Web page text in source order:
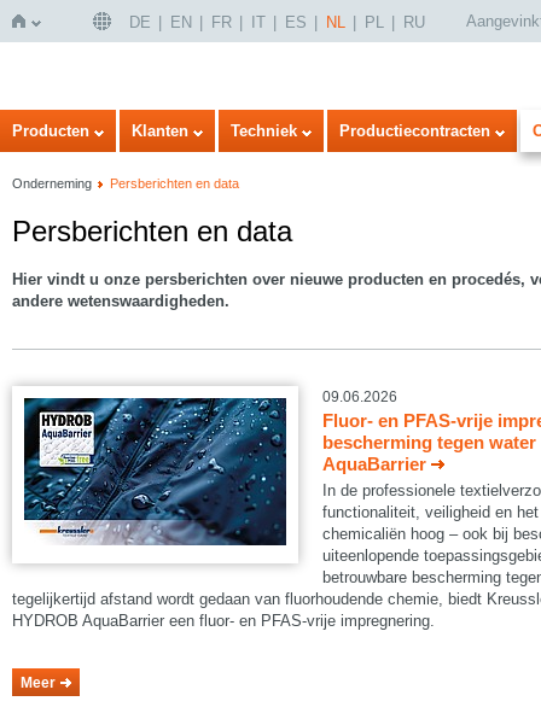
Home
DE EN FR IT ES NL PL RU
Producten Klanten Techniek Productiecontracten
Onderneming Persberichten en data
Persberichten en data
Hier vindt u onze persberichten over nieuwe producten en procedés,
andere wetenswaardigheden.
09.06.2026
Fluor- en PFAS-vrije
bescherming tegen
AquaBarrier
In de professionele
functionaliteit, veiligheid en
chemicaliën hoog – ook bij
uiteenlopende
betrouwbare bescherming
tegelijkertijd afstand wordt gedaan van fluorhoudende chemie, biedt
HYDROB AquaBarrier een fluor- en PFAS-vrije impregnering.
Meer